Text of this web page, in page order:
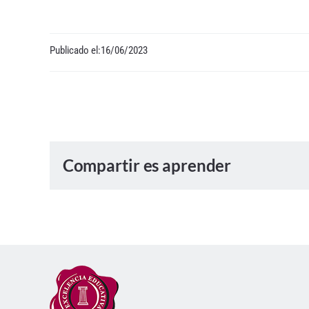
Publicado el:16/06/2023
Compartir es aprender